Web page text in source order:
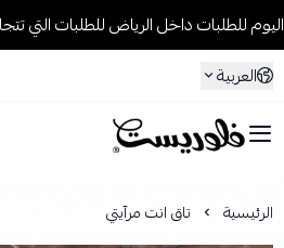
داخل الرياض للطلبات التي تتجاوز 199 ريال🚚
العربية
فلوريست Florist
الرئيسية تاق انت مرآيتي